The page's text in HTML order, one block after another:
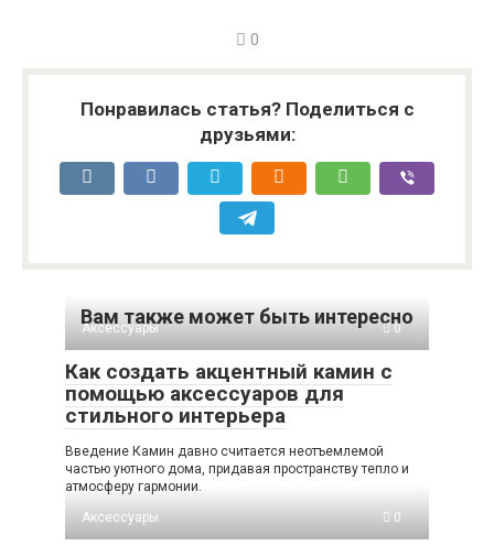
0
Понравилась статья? Поделиться с
друзьями:
Вам также может быть интересно
Аксессуары 0
Как создать акцентный камин с
помощью аксессуаров для
стильного интерьера
Введение Камин давно считается неотъемлемой
частью уютного дома, придавая пространству тепло и
атмосферу гармонии.
Аксессуары
0